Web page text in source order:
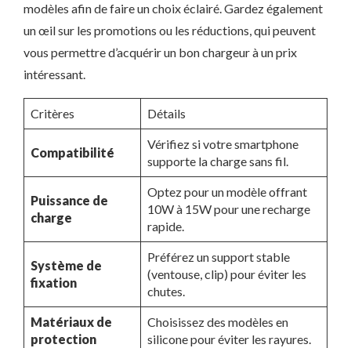
modèles afin de faire un choix éclairé. Gardez également
un œil sur les promotions ou les réductions, qui peuvent
vous permettre d’acquérir un bon chargeur à un prix
intéressant.
Critères Détails
Compatibilité
Vérifiez si votre smartphone
supporte la charge sans fil.
Puissance de
charge
Optez pour un modèle offrant
10W à 15W pour une recharge
rapide.
Système de
fixation
Préférez un support stable
(ventouse, clip) pour éviter les
chutes.
Matériaux de
protection
Choisissez des modèles en
silicone pour éviter les rayures.